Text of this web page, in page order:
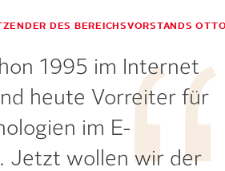
DES BEREICHSVORSTANDS
1995 im Internet
heute Vorreiter für
im E-
Jetzt wollen wir der